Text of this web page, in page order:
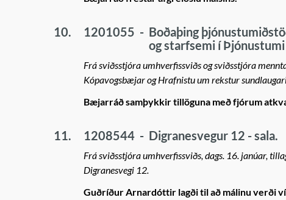
10. 1201055 - Boðaþing
og starfsemi í Þjónustumi
Frá sviðsstjóra umhverfissviðs og sviðsstjóra
Kópavogsbæjar og Hrafnistu um rekstur
Bæjarráð samþykkir tillöguna með fjórum
11. 1208544 - Digranesvegur 12 - sala.
Frá sviðsstjóra umhverfissviðs, dags. 16. janúar,
Digranesvegi 12.
Guðríður Arnardóttir lagði til að málinu verði